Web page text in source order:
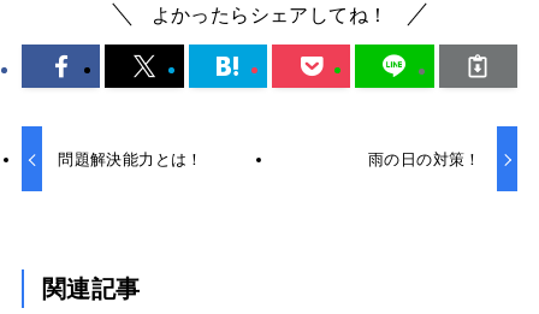
よかったらシェアしてね！
問題解決能力とは！ 雨の日の対策！
関連記事